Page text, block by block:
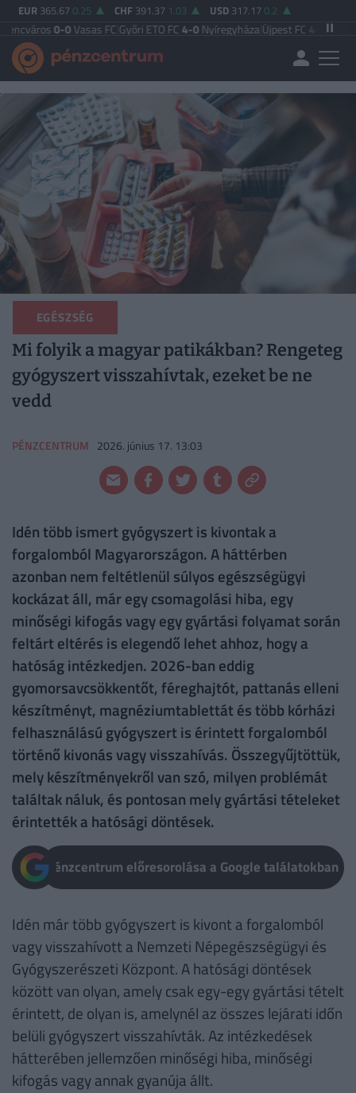
EUR 365.67 0.25 CHF 391.37 1.03 USD 317.17 0.2
0-0Vasas FC|Győri ETO FC4-0Nyíregyháza|Újpest FC 4-2Debreceni VSC
EGÉSZSÉG
Mi folyik a magyar patikákban? Rengeteg
gyógyszert visszahívtak, ezeket be ne
vedd
PÉNZCENTRUM 2026. június 17. 13:03
Idén több ismert gyógyszert is kivontak a
forgalomból Magyarországon. A háttérben
azonban nem feltétlenül súlyos egészségügyi
kockázat áll, már egy csomagolási hiba, egy
minőségi kifogás vagy egy gyártási folyamat során
feltárt eltérés is elegendő lehet ahhoz, hogy a
hatóság intézkedjen. 2026-ban eddig
gyomorsavcsökkentőt, féreghajtót, pattanás elleni
készítményt, magnéziumtablettát és több kórházi
felhasználású gyógyszert is érintett forgalomból
történő kivonás vagy visszahívás. Összegyűjtöttük,
mely készítményekről van szó, milyen problémát
találtak náluk, és pontosan mely gyártási tételeket
érintették a hatósági döntések.
Pénzcentrum előresorolása a Google találatokban
Idén már több gyógyszert is kivont a forgalomból
vagy visszahívott a Nemzeti Népegészségügyi és
Gyógyszerészeti Központ. A hatósági döntések
között van olyan, amely csak egy-egy gyártási tételt
érintett, de olyan is, amelynél az összes lejárati időn
belüli gyógyszert visszahívták. Az intézkedések
hátterében jellemzően minőségi hiba, minőségi
kifogás vagy annak gyanúja állt.